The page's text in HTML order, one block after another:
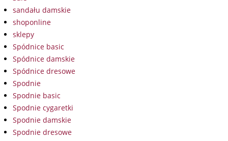
sandału damskie
shoponline
sklepy
Spódnice basic
Spódnice damskie
Spódnice dresowe
Spodnie
Spodnie basic
Spodnie cygaretki
Spodnie damskie
Spodnie dresowe